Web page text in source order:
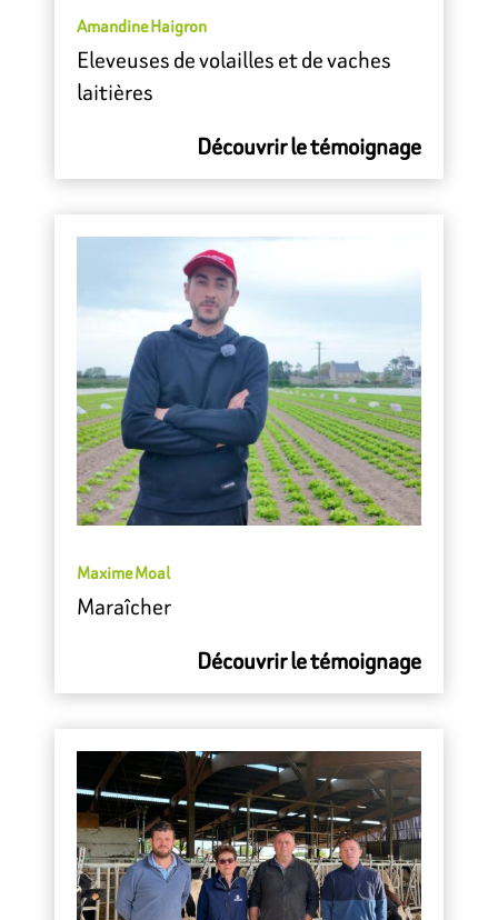
Amandine Haigron
Eleveuses de volailles et de vaches
laitières
Découvrir le témoignage
Maxime Moal
Maraîcher
Découvrir le témoignage